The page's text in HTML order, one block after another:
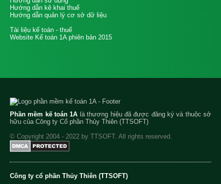
Hướng dẫn kê khai thuế
Hướng dẫn quản lý cơ sở dữ liệu
Tài liệu kế toán - thuế
Website Kế toán 1A phiên bản 2015
Phần mềm kế toán 1A là thương hiệu đã được đăng ký và thuộc sở
hữu của Công ty Cổ phần Thủy Thiên (TTSOFT)
© Copyright 2004 - 2022 by TTSOFT. All rights reserved.
Công ty cổ phần Thủy Thiên (TTSOFT)